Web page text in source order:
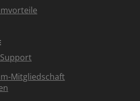
Mitgliedschaft